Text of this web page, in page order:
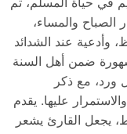
الصباح والمساء،
وأدعية عند الشدائد
ضمن أهل السنة
ورد، مع ذكر
عليها. يقدم
يجعل القارئ يشعر